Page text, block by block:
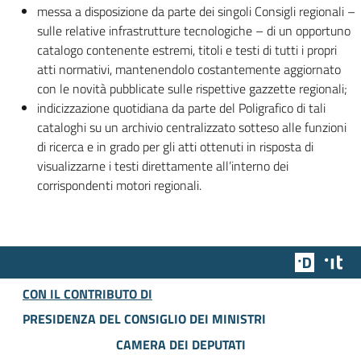
messa a disposizione da parte dei singoli Consigli regionali –
sulle relative infrastrutture tecnologiche – di un opportuno
catalogo contenente estremi, titoli e testi di tutti i propri
atti normativi, mantenendolo costantemente aggiornato
con le novità pubblicate sulle rispettive gazzette regionali;
indicizzazione quotidiana da parte del Poligrafico di tali
cataloghi su un archivio centralizzato sotteso alle funzioni
di ricerca e in grado per gli atti ottenuti in risposta di
visualizzarne i testi direttamente all’interno dei
corrispondenti motori regionali.
Team
CON IL CONTRIBUTO DI
PRESIDENZA DEL CONSIGLIO DEI MINISTRI
CAMERA DEI DEPUTATI